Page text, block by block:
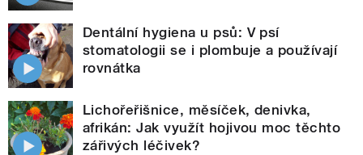
Dentální hygiena u psů: V psí
stomatologii se i plombuje a používají
rovnátka
Lichořeřišnice, měsíček, denivka,
afrikán: Jak využít hojivou moc těchto
zářivých léčivek?